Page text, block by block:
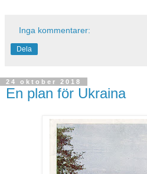
Inga kommentarer:
Dela
24 oktober 2018
En plan för Ukraina